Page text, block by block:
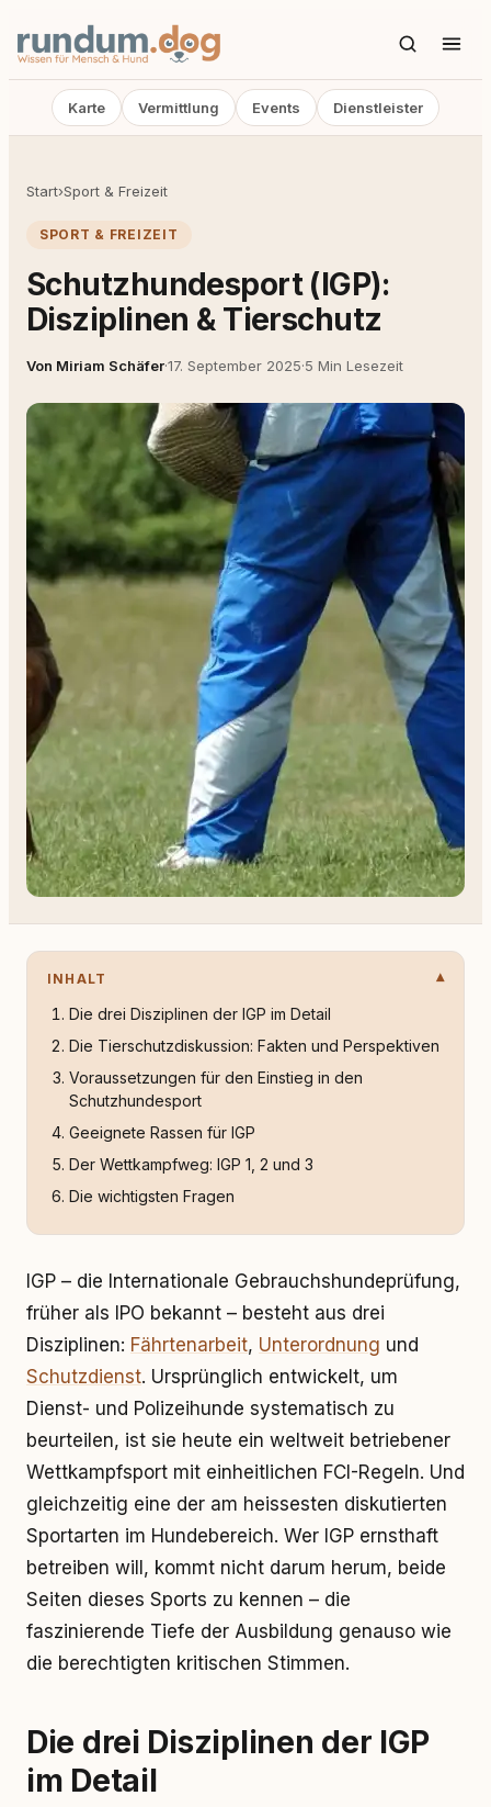
Karte Vermittlung Events Dienstleister
Start›Sport & Freizeit
SPORT & FREIZEIT
Schutzhundesport (IGP):
Disziplinen & Tierschutz
Von Miriam Schäfer·17. September 2025·5 Min Lesezeit
INHALT
Die drei Disziplinen der IGP im Detail
Die Tierschutzdiskussion: Fakten und Perspektiven
Voraussetzungen für den Einstieg in den
Schutzhundesport
Geeignete Rassen für IGP
Der Wettkampfweg: IGP 1, 2 und 3
Die wichtigsten Fragen
IGP – die Internationale Gebrauchshundeprüfung,
früher als IPO bekannt – besteht aus drei
Disziplinen: Fährtenarbeit, Unterordnung und
Schutzdienst. Ursprünglich entwickelt, um
Dienst- und Polizeihunde systematisch zu
beurteilen, ist sie heute ein weltweit betriebener
Wettkampfsport mit einheitlichen FCI-Regeln. Und
gleichzeitig eine der am heissesten diskutierten
Sportarten im Hundebereich. Wer IGP ernsthaft
betreiben will, kommt nicht darum herum, beide
Seiten dieses Sports zu kennen – die
faszinierende Tiefe der Ausbildung genauso wie
die berechtigten kritischen Stimmen.
Die drei Disziplinen der IGP
im Detail